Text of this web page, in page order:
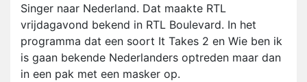
Singer naar Nederland. Dat maakte RTL
vrijdagavond bekend in RTL Boulevard. In het
programma dat een soort It Takes 2 en Wie ben ik
is gaan bekende Nederlanders optreden maar dan
in een pak met een masker op.